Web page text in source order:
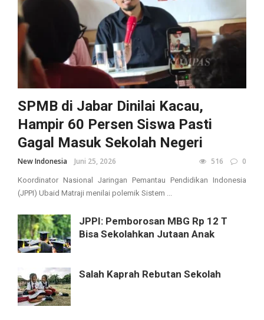
SPMB di Jabar Dinilai Kacau,
Hampir 60 Persen Siswa Pasti
Gagal Masuk Sekolah Negeri
New Indonesia Juni 25, 2026 516 0
Koordinator Nasional Jaringan Pemantau Pendidikan Indonesia
(JPPI) Ubaid Matraji menilai polemik Sistem ...
JPPI: Pemborosan MBG Rp 12 T
Bisa Sekolahkan Jutaan Anak
Salah Kaprah Rebutan Sekolah